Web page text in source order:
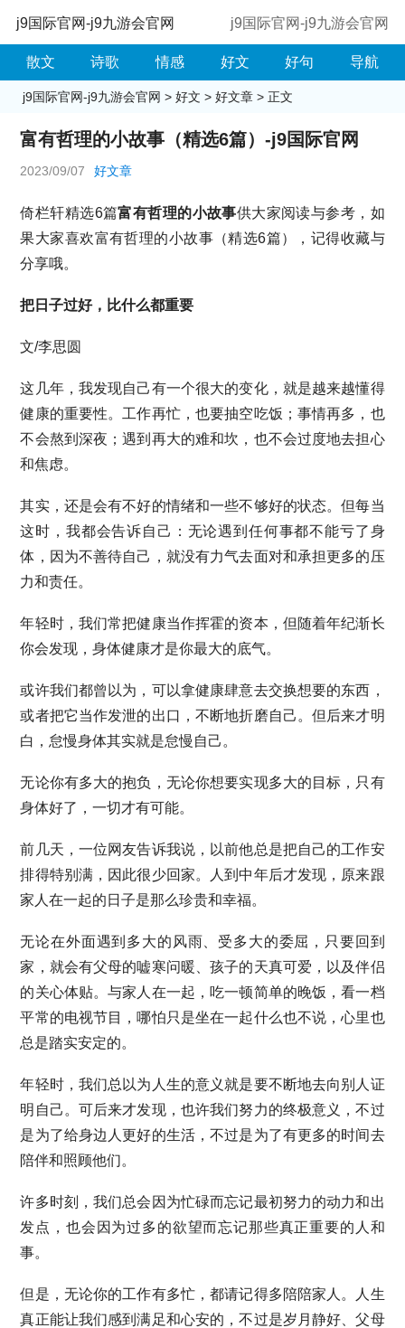
j9国际官网-j9九游会官网 j9国际官网-j9九游会官网
散文 诗歌 情感 好文 好句 导航
j9国际官网-j9九游会官网 > 好文 > 好文章> 正文
富有哲理的小故事（精选6篇）-j9国际官网
2023/09/07 好文章
倚栏轩精选6篇富有哲理的小故事供大家阅读与参考，如
果大家喜欢富有哲理的小故事（精选6篇），记得收藏与
分享哦。
把日子过好，比什么都重要
文/李思圆
这几年，我发现自己有一个很大的变化，就是越来越懂得
健康的重要性。工作再忙，也要抽空吃饭；事情再多，也
不会熬到深夜；遇到再大的难和坎，也不会过度地去担心
和焦虑。
其实，还是会有不好的情绪和一些不够好的状态。但每当
这时，我都会告诉自己：无论遇到任何事都不能亏了身
体，因为不善待自己，就没有力气去面对和承担更多的压
力和责任。
年轻时，我们常把健康当作挥霍的资本，但随着年纪渐长
你会发现，身体健康才是你最大的底气。
或许我们都曾以为，可以拿健康肆意去交换想要的东西，
或者把它当作发泄的出口，不断地折磨自己。但后来才明
白，怠慢身体其实就是怠慢自己。
无论你有多大的抱负，无论你想要实现多大的目标，只有
身体好了，一切才有可能。
前几天，一位网友告诉我说，以前他总是把自己的工作安
排得特别满，因此很少回家。人到中年后才发现，原来跟
家人在一起的日子是那么珍贵和幸福。
无论在外面遇到多大的风雨、受多大的委屈，只要回到
家，就会有父母的嘘寒问暖、孩子的天真可爱，以及伴侣
的关心体贴。与家人在一起，吃一顿简单的晚饭，看一档
平常的电视节目，哪怕只是坐在一起什么也不说，心里也
总是踏实安定的。
年轻时，我们总以为人生的意义就是要不断地去向别人证
明自己。可后来才发现，也许我们努力的终极意义，不过
是为了给身边人更好的生活，不过是为了有更多的时间去
陪伴和照顾他们。
许多时刻，我们总会因为忙碌而忘记最初努力的动力和出
发点，也会因为过多的欲望而忘记那些真正重要的人和
事。
但是，无论你的工作有多忙，都请记得多陪陪家人。人生
真正能让我们感到满足和心安的，不过是岁月静好、父母